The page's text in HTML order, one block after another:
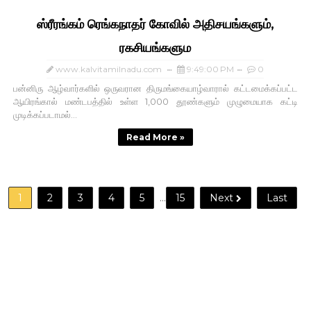
ஸ்ரீரங்கம் ரெங்கநாதர் கோவில் அதிசயங்களும்,
ரகசியங்களும
www.kalvitamilnadu.com 9:49:00 PM 0
பன்னிரு ஆழ்வார்களில் ஒருவரான திருமங்கையாழ்வாரால் கட்டமைக்கப்பட்ட
ஆயிரங்கால் மண்டபத்தில் உள்ள 1,000 தூண்களும் முழுமையாக கட்டி
முடிக்கப்படாமல்...
Read More »
1 2 3 4 5 ... 15 Next Last